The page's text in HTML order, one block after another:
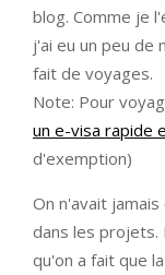
blog. Comme je
j'ai eu un peu de
fait de voyages.
Note: Pour
un e-visa rapide
d'exemption)
On n'avait
dans les projets.
qu'on a fait que